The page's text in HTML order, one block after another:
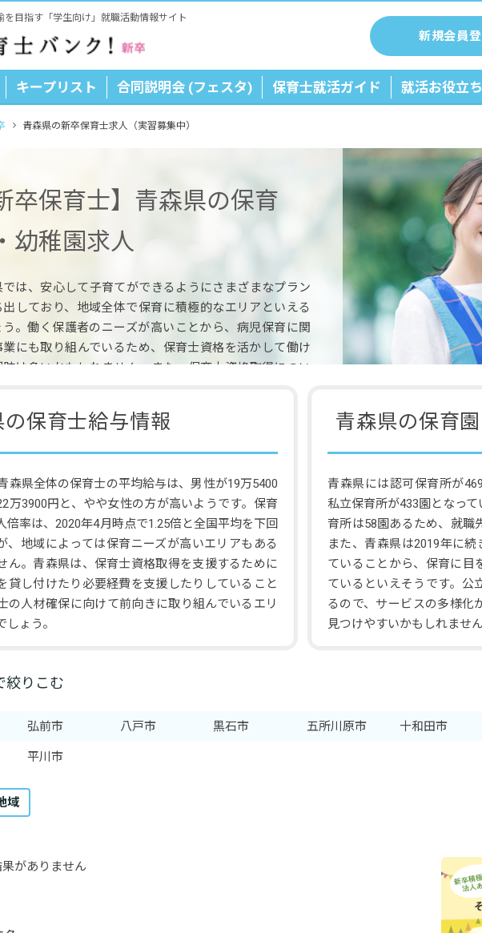
を目指す「学生向け」就職活動情報サイト
新規会員
キープリスト 合同説明会 (フェスタ) 保育士就活ガイド 就活お役立
青森県の新卒保育士求人（実習募集中）
卒保育士】青森県の保育
幼稚園求人
では、安心して子育てができるようにさまざまなプラン
出しており、地域全体で保育に積極的なエリアといえる
う。働く保護者のニーズが高いことから、病児保育に関
業にも取り組んでいるため、保育士資格を活かして働け
肢は多いかもしれません。また、保育士資格取得につい
制度を設ける支援事業も行わていることから、保育士
積極的であることがうかがえます。
の保育士給与情報
森県全体の保育士の平均給与は、男性が19万5400
万3900円と、やや女性の方が高いようです。保育
倍率は、2020年4月時点で1.25倍と全国平均を下回
、地域によっては保育ニーズが高いエリアもある
ん。青森県は、保育士資格取得を支援するために
貸し付けたり必要経費を支援したりしていること
の人材確保に向けて前向きに取り組んでいるエリ
ょう。
青森県の保育
青森県には認可保育所が
私立保育所が433園となっ
育所は58園あるため、就職
また、青森県は2019年に
ていることから、保育に目
ているといえそうです。公
るので、サービスの多様化
見つけやすいかもしれません
絞りこむ
弘前市 八戸市 黒石市 五所川原市 十和田市
平川市
域
がありません